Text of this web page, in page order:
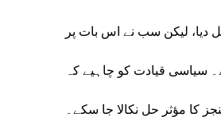
دیا، لیکن سب نے اس بات پر
سیاسی قیادت کو چاہیے کہ
کا مؤثر حل نکالا جا سکے۔